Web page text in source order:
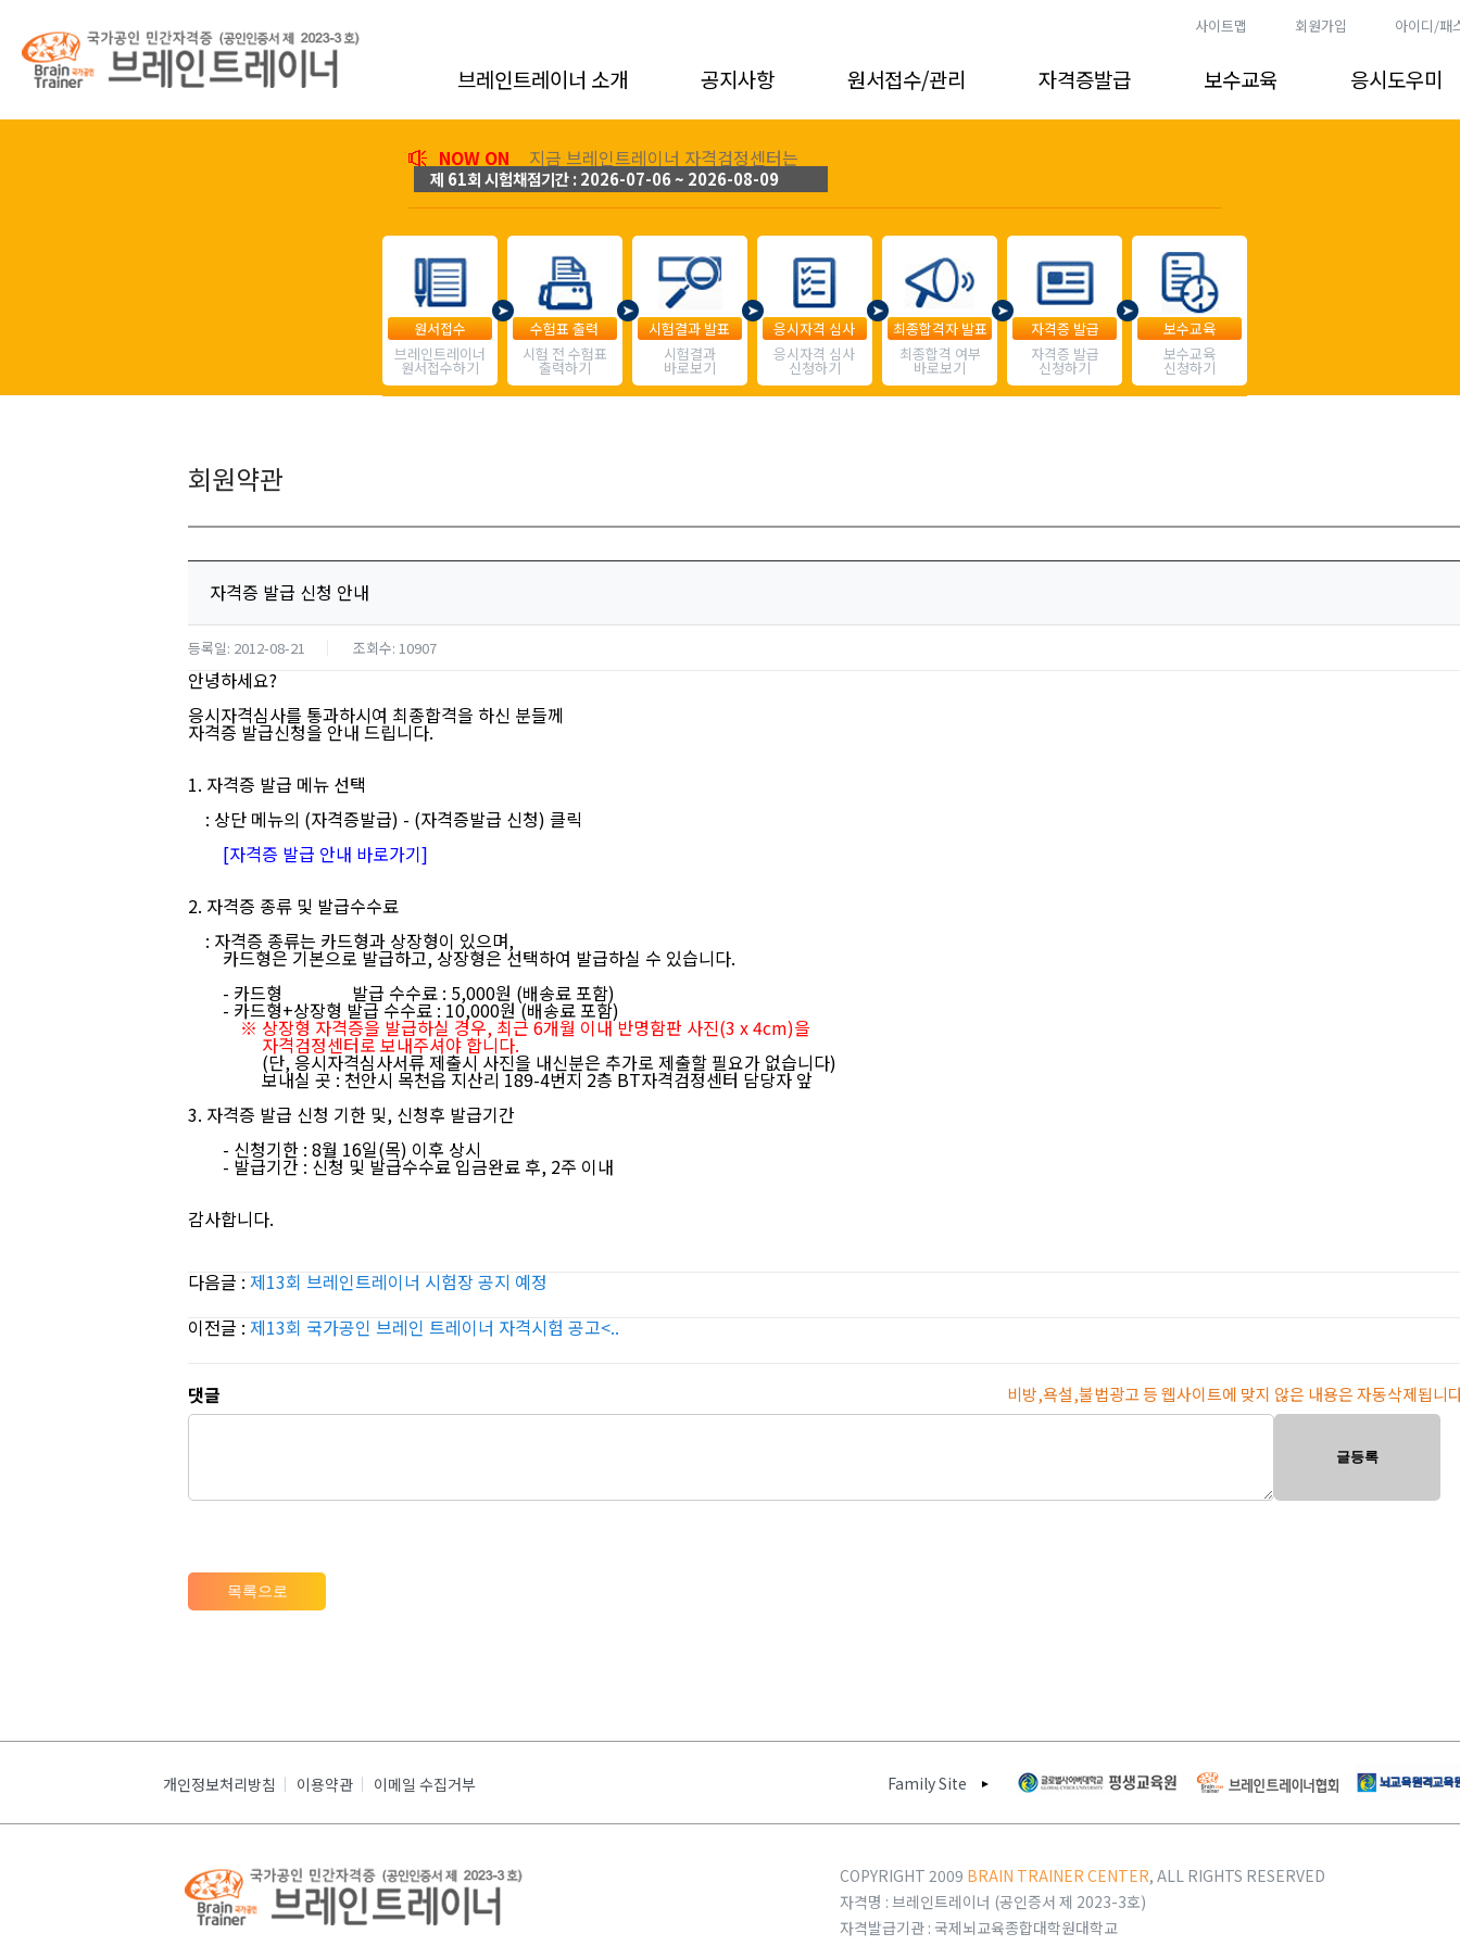
사이트맵 회원가입 아이디/패
브레인트레이너 소개 공지사항 원서접수/관리 자격증발급 보수교육 응시도우미
NOW ON 지금 브레인트레이너 자격검정센터는
제 61회 시험채점기간 : 2026-07-06 ~ 2026-08-09
원서접수
브레인트레이너
원서접수하기
수험표 출력
시험 전 수험표
출력하기
시험결과 발표
시험결과
바로보기
응시자격 심사
응시자격 심사
신청하기
최종합격자 발표
최종합격 여부
바로보기
자격증 발급
자격증 발급
신청하기
보수교육
보수교육
신청하기
회원약관
자격증 발급 신청 안내
등록일: 2012-08-21 조회수: 10907
안녕하세요?
응시자격심사를 통과하시여 최종합격을 하신 분들께
자격증 발급신청을 안내 드립니다.
1. 자격증 발급 메뉴 선택
: 상단 메뉴의 (자격증발급) - (자격증발급 신청) 클릭
[자격증 발급 안내 바로가기]
2. 자격증 종류 및 발급수수료
: 자격증 종류는 카드형과 상장형이 있으며,
카드형은 기본으로 발급하고, 상장형은 선택하여 발급하실 수 있습니다.
- 카드형 발급 수수료 : 5,000원 (배송료 포함)
- 카드형+상장형 발급 수수료 : 10,000원 (배송료 포함)
※ 상장형 자격증을 발급하실 경우, 최근 6개월 이내 반명함판 사진(3 x 4cm)을
자격검정센터로 보내주셔야 합니다.
(단, 응시자격심사서류 제출시 사진을 내신분은 추가로 제출할 필요가 없습니다)
보내실 곳 : 천안시 목천읍 지산리 189-4번지 2층 BT자격검정센터 담당자 앞
3. 자격증 발급 신청 기한 및, 신청후 발급기간
- 신청기한 : 8월 16일(목) 이후 상시
- 발급기간 : 신청 및 발급수수료 입금완료 후, 2주 이내
감사합니다.
다음글 : 제13회 브레인트레이너 시험장 공지 예정
이전글 : 제13회 국가공인 브레인 트레이너 자격시험 공고<..
댓글 비방,욕설,불법광고 등 웹사이트에 맞지 않은 내용은 자동삭제됩니
글등록
목록으로
개인정보처리방침 이용약관 이메일 수집거부 Family Site
COPYRIGHT 2009 BRAIN TRAINER CENTER, ALL RIGHTS RESERVED
자격명 : 브레인트레이너 (공인증서 제 2023-3호)
자격발급기관 : 국제뇌교육종합대학원대학교